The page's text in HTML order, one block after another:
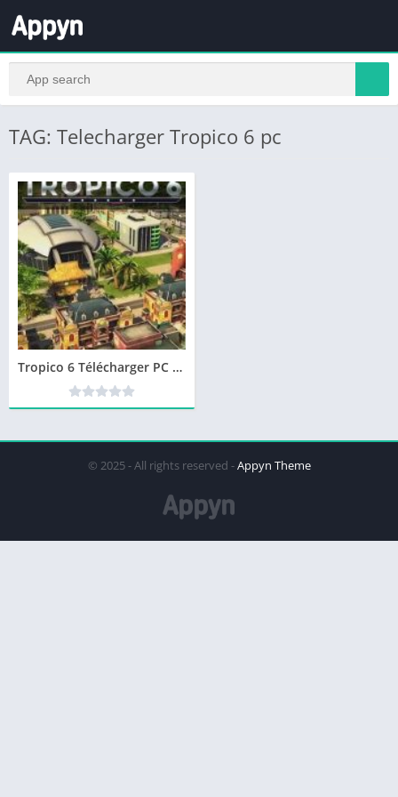
TAG: Telecharger Tropico 6 pc
Tropico 6 Télécharger PC – Version complète des jeu
© 2025 - All rights reserved -Appyn Theme